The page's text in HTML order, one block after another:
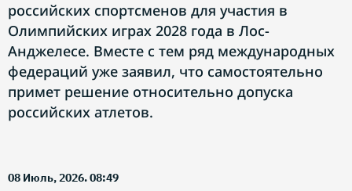
российских спортсменов для участия в
Олимпийских играх 2028 года в Лос-
Анджелесе. Вместе с тем ряд международных
федераций уже заявил, что самостоятельно
примет решение относительно допуска
российских атлетов.
08 Июль, 2026. 08:49